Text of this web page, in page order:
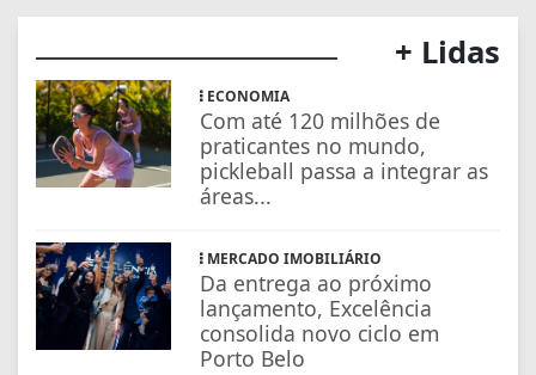
+ Lidas
ECONOMIA
Com até 120 milhões de
praticantes no mundo,
pickleball passa a integrar as
áreas...
MERCADO IMOBILIÁRIO
Da entrega ao próximo
lançamento, Excelência
consolida novo ciclo em
Porto Belo